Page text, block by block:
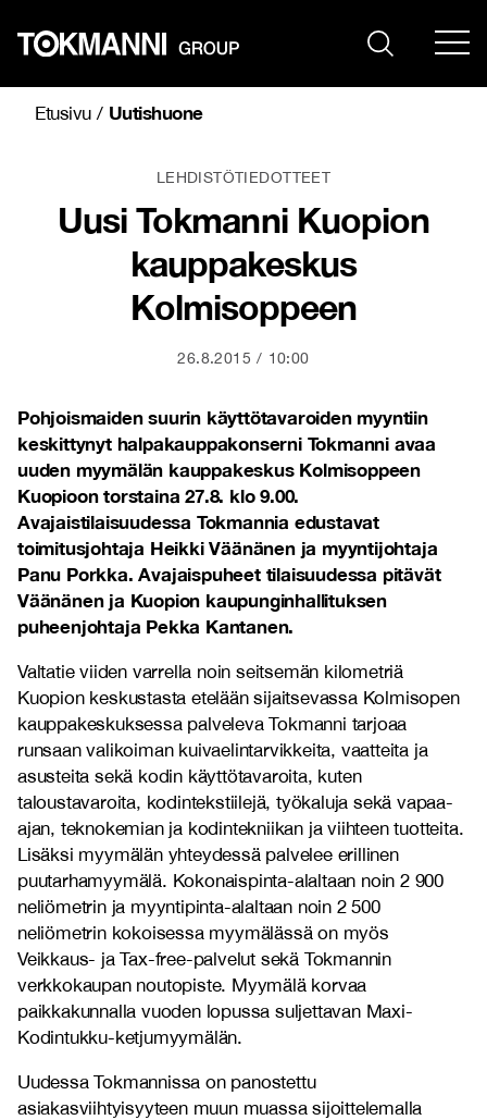
sisältöön
Etusivu/ Uutishuone
LEHDISTÖTIEDOTTEET
Uusi Tokmanni Kuopion
kauppakeskus
Kolmisoppeen
26.8.2015 10:00
Pohjoismaiden suurin käyttötavaroiden myyntiin
keskittynyt halpakauppakonserni Tokmanni avaa
uuden myymälän kauppakeskus Kolmisoppeen
Kuopioon torstaina 27.8. klo 9.00.
Avajaistilaisuudessa Tokmannia edustavat
toimitusjohtaja Heikki Väänänen ja myyntijohtaja
Panu Porkka. Avajaispuheet tilaisuudessa pitävät
Väänänen ja Kuopion kaupunginhallituksen
puheenjohtaja Pekka Kantanen.
Valtatie viiden varrella noin seitsemän kilometriä
Kuopion keskustasta etelään sijaitsevassa Kolmisopen
kauppakeskuksessa palveleva Tokmanni tarjoaa
runsaan valikoiman kuivaelintarvikkeita, vaatteita ja
asusteita sekä kodin käyttötavaroita, kuten
taloustavaroita, kodintekstiilejä, työkaluja sekä vapaa-
ajan, teknokemian ja kodintekniikan ja viihteen tuotteita.
Lisäksi myymälän yhteydessä palvelee erillinen
puutarhamyymälä. Kokonaispinta-alaltaan noin 2 900
neliömetrin ja myyntipinta-alaltaan noin 2 500
neliömetrin kokoisessa myymälässä on myös
Veikkaus- ja Tax-free-palvelut sekä Tokmannin
verkkokaupan noutopiste. Myymälä korvaa
paikkakunnalla vuoden lopussa suljettavan Maxi-
Kodintukku-ketjumyymälän.
Uudessa Tokmannissa on panostettu
asiakasviihtyisyyteen muun muassa sijoittelemalla